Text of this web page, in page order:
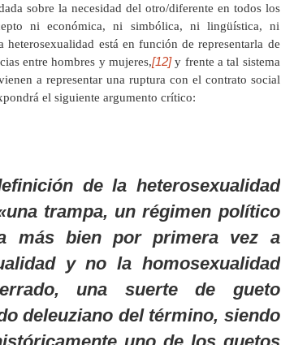
sobre la necesidad del otro/diferente en todos los
ni económica, ni simbólica, ni lingüística, ni
está en función de representarla de
entre hombres y mujeres,[12]y frente a tal sistema
a representar una ruptura con el contrato social
el siguiente argumento crítico:
de la heterosexualidad
trampa, un régimen político
más bien por primera vez a
y no la homosexualidad
una suerte de gueto
deleuziano del término, siendo